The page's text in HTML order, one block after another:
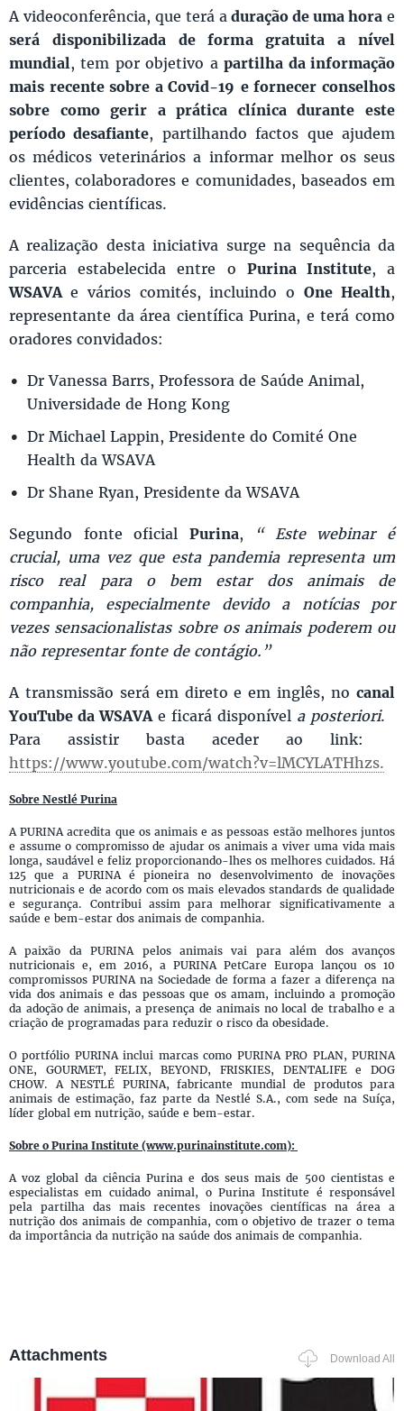
A videoconferência, que terá a duração de uma hora e
será disponibilizada de forma gratuita a nível
mundial, tem por objetivo apartilha da informação
mais recente sobre a Covid-19 e fornecer conselhos
sobre como gerir a prática clínica durante este
período desafiante, partilhando factos que ajudem
os médicos veterinários a informar melhor os seus
clientes, colaboradores e comunidades, baseados em
evidências científicas.
A realização desta iniciativa surge na sequência da
parceria estabelecida entre o Purina Institute, a
WSAVA e vários comités, incluindo oOne Health,
representante da área científica Purina, e terá como
oradores convidados:
Dr Vanessa Barrs, Professora de Saúde Animal,
Universidade de Hong Kong
Dr Michael Lappin, Presidente do Comité One
Health da WSAVA
Dr Shane Ryan, Presidente da WSAVA
Segundo fonte oficial Purina,
“ Este webinar é
crucial, uma vez que esta pandemia representa um
risco real para o bem estar dos animais de
companhia, especialmente devido a notícias por
vezes sensacionalistas sobre os animais poderem ou
não representar fonte de contágio.”
A transmissão será em direto e em inglês, no canal
YouTube da WSAVA e ficará disponível a posteriori.
Para assistir basta aceder ao link:
https://www.youtube.com/watch?v=lMCYLATHhzs.
Sobre Nestlé Purina
A PURINA acredita que os animais e as pessoas estão melhores juntos
e assume o compromisso de ajudar os animais a viver uma vida mais
longa, saudável e feliz proporcionando-lhes os melhores cuidados. Há
125 que a PURINA é pioneira no desenvolvimento de inovações
nutricionais e de acordo com os mais elevados standards de qualidade
e segurança. Contribui assim para melhorar significativamente a
saúde e bem-estar dos animais de companhia.
A paixão da PURINA pelos animais vai para além dos avanços
nutricionais e, em 2016, a PURINA PetCare Europa lançou os 10
compromissos PURINA na Sociedade de forma a fazer a diferença na
vida dos animais e das pessoas que os amam, incluindo a promoção
da adoção de animais, a presença de animais no local de trabalho e a
criação de programadas para reduzir o risco da obesidade.
O portfólio PURINA inclui marcas como PURINA PRO PLAN, PURINA
ONE, GOURMET, FELIX, BEYOND, FRISKIES, DENTALIFE e DOG
CHOW. A NESTLÉ PURINA, fabricante mundial de produtos para
animais de estimação, faz parte da Nestlé S.A., com sede na Suíça,
líder global em nutrição, saúde e bem-estar.
Sobre o Purina Institute (www.purinainstitute.com):
A voz global da ciência Purina e dos seus mais de 500 cientistas e
especialistas em cuidado animal, o Purina Institute é responsável
pela partilha das mais recentes inovações científicas na área a
nutrição dos animais de companhia, com o objetivo de trazer o tema
da importância da nutrição na saúde dos animais de companhia.
Attachments Download All